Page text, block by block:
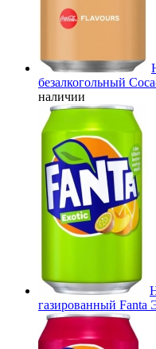
безалкогольный
наличии
газированный Fanta